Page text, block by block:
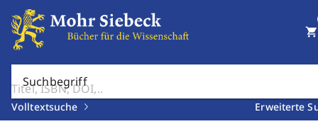
Suchbegriff
Volltextsuche Erweiterte
shopping_cart